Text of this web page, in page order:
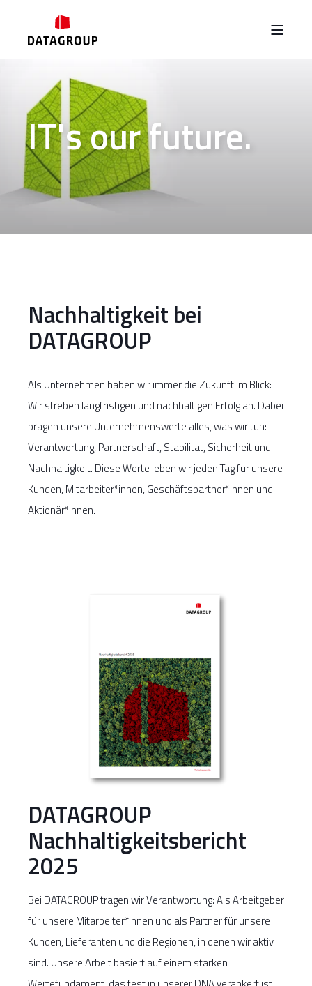
IT's our future.
Nachhaltigkeit bei
DATAGROUP
Als Unternehmen haben wir immer die Zukunft im Blick:
Wir streben langfristigen und nachhaltigen Erfolg an. Dabei
prägen unsere Unternehmenswerte alles, was wir tun:
Verantwortung, Partnerschaft, Stabilität, Sicherheit und
Nachhaltigkeit. Diese Werte leben wir jeden Tag für unsere
Kunden, Mitarbeiter*innen, Geschäftspartner*innen und
Aktionär*innen.
DATAGROUP
Nachhaltigkeitsbericht
2025
Bei DATAGROUP tragen wir Verantwortung: Als Arbeitgeber
für unsere Mitarbeiter*innen und als Partner für unsere
Kunden, Lieferanten und die Regionen, in denen wir aktiv
sind. Unsere Arbeit basiert auf einem starken